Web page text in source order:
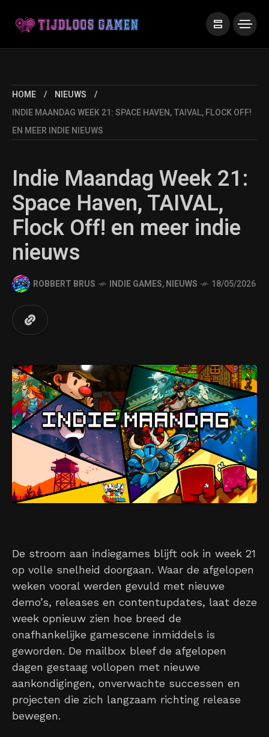
HOME
NIEUWS
INDIE MAANDAG WEEK 21: SPACE HAVEN, TAIVAL, FLOCK OFF!
EN MEER INDIE NIEUWS
Indie Maandag Week 21:
Space Haven, TAIVAL,
Flock Off! en meer indie
nieuws
ROBBERT BRUS INDIE GAMES,NIEUWS 18/05/2026
De stroom aan indiegames blijft ook in week 21
op volle snelheid doorgaan. Waar de afgelopen
weken vooral werden gevuld met nieuwe
demo’s, releases en contentupdates, laat deze
week opnieuw zien hoe breed de
onafhankelijke gamescene inmiddels is
geworden. De mailbox bleef de afgelopen
dagen gestaag vollopen met nieuwe
aankondigingen, onverwachte successen en
projecten die zich langzaam richting release
bewegen.